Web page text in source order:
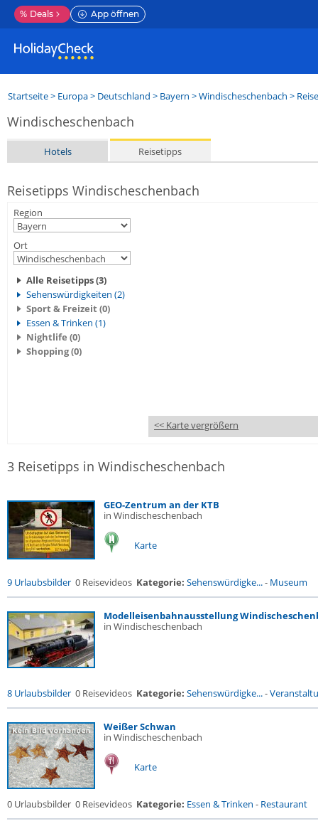
% Deals App öffnen
Startseite> Europa> Deutschland > Bayern >Windischeschenbach >
Windischeschenbach
Hotels Reisetipps
Reisetipps Windischeschenbach
Region
Ort
Alle Reisetipps (3)
Sehenswürdigkeiten (2)
Sport & Freizeit (0)
Essen & Trinken (1)
Nightlife (0)
Shopping (0)
<< Karte vergrößern
3 Reisetipps in Windischeschenbach
GEO-Zentrum an der KTB
in Windischeschenbach
Karte
9 Urlaubsbilder 0 Reisevideos Kategorie: Sehenswürdigke...- Museum
Modelleisenbahnausstellung
in Windischeschenbach
8 Urlaubsbilder 0 Reisevideos Kategorie: Sehenswürdigke...-
Weißer Schwan
in Windischeschenbach
Karte
0 Urlaubsbilder 0 Reisevideos Kategorie: Essen & Trinken - Restaurant